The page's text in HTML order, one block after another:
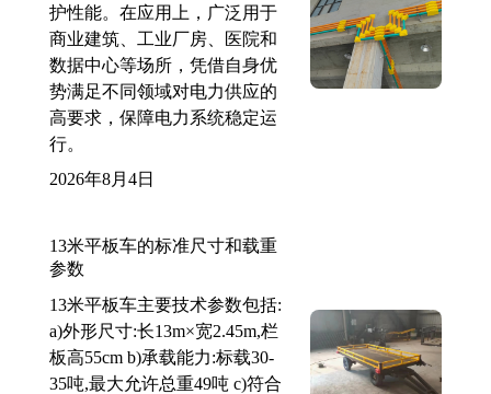
护性能。在应用上，广泛用于
商业建筑、工业厂房、医院和
数据中心等场所，凭借自身优
势满足不同领域对电力供应的
高要求，保障电力系统稳定运
行。
2026年8月4日
13米平板车的标准尺寸和载重
参数
13米平板车主要技术参数包括:
a)外形尺寸:长13m×宽2.45m,栏
板高55cm b)承载能力:标载30-
35吨,最大允许总重49吨 c)符合